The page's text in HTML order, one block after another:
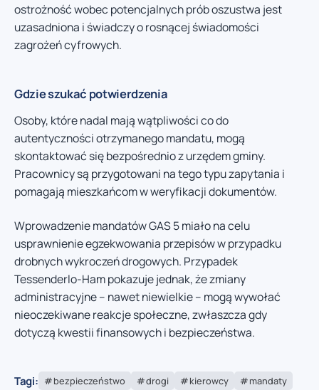
ostrożność wobec potencjalnych prób oszustwa jest
uzasadniona i świadczy o rosnącej świadomości
zagrożeń cyfrowych.
Gdzie szukać potwierdzenia
Osoby, które nadal mają wątpliwości co do
autentyczności otrzymanego mandatu, mogą
skontaktować się bezpośrednio z urzędem gminy.
Pracownicy są przygotowani na tego typu zapytania i
pomagają mieszkańcom w weryfikacji dokumentów.
Wprowadzenie mandatów GAS 5 miało na celu
usprawnienie egzekwowania przepisów w przypadku
drobnych wykroczeń drogowych. Przypadek
Tessenderlo-Ham pokazuje jednak, że zmiany
administracyjne – nawet niewielkie – mogą wywołać
nieoczekiwane reakcje społeczne, zwłaszcza gdy
dotyczą kwestii finansowych i bezpieczeństwa.
Tagi: bezpieczeństwo drogi kierowcy
mandaty